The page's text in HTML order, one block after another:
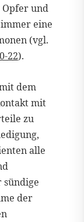
und
eine
(vgl.
22).
dem
mit
zu
alle
sündige
der